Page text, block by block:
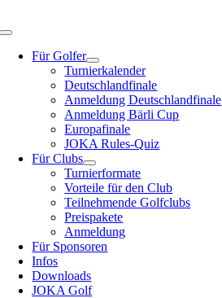
Inhalt
Toggle
NavigationFür Golfer
Turnierkalender
Deutschlandfinale
Anmeldung Deutschlandfinale
Anmeldung Bärli Cup
Europafinale
JOKA Rules-Quiz
Für Clubs
Turnierformate
Vorteile für den Club
Teilnehmende Golfclubs
Preispakete
Anmeldung
Für Sponsoren
Infos
Downloads
JOKA Golf